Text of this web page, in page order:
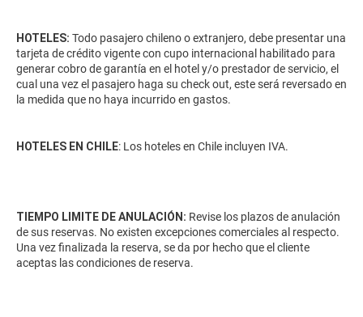
HOTELES: Todo pasajero chileno o extranjero, debe presentar una
tarjeta de crédito vigente con cupo internacional habilitado para
generar cobro de garantía en el hotel y/o prestador de servicio, el
cual una vez el pasajero haga su check out, este será reversado en
la medida que no haya incurrido en gastos.
HOTELES EN CHILE: Los hoteles en Chile incluyen IVA.
TIEMPO LIMITE DE ANULACIÓN: Revise los plazos de anulación
de sus reservas. No existen excepciones comerciales al respecto.
Una vez finalizada la reserva, se da por hecho que el cliente
aceptas las condiciones de reserva.